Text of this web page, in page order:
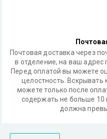
Почтовая доставка через
в отделение, на ваш адрес
Перед оплатой вы можете
целостность. Вскрывать
можете только после
содержать не больше 10
должна